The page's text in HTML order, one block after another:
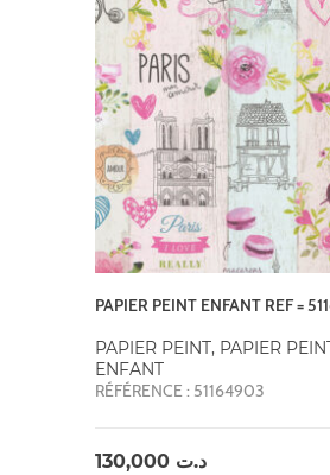
PAPIER PEINT ENFANT REF =
PAPIER PEINT, PAPIER
ENFANT
RÉFÉRENCE : 51164903
د.ت